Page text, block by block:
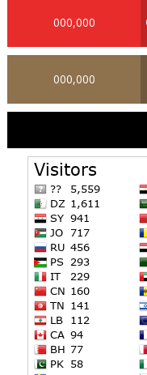
000,000
000,000